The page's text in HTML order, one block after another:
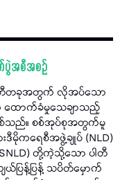
ပွဲအစီအစဉ်
ါတီတခုအတွက် လိုအပ်သော
ောက်ခံမှုသေချာသည့်
ဖြစ်သည်။ စစ်အုပ်စုအတွက်မူ
ဒီမိုကရေစီအဖွဲ့ချုပ် (NLD)
(SNLD) တို့ကဲ့သို့သော ပါတီ
ျယ်ပြန့်ပြန့် သပိတ်မှောက်